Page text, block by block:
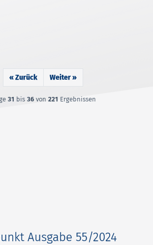
« Zurück Weiter »
31 bis 36von 221 Ergebnissen
Ausgabe 55/2024